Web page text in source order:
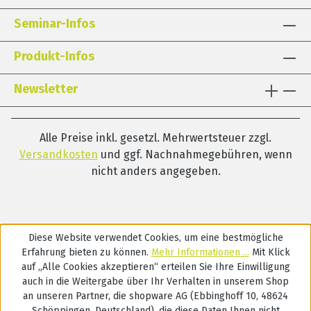
Seminar-Infos
Produkt-Infos
Newsletter
Alle Preise inkl. gesetzl. Mehrwertsteuer zzgl.
Versandkosten und ggf. Nachnahmegebühren, wenn
nicht anders angegeben.
Diese Website verwendet Cookies, um eine bestmögliche
Erfahrung bieten zu können. Mehr Informationen ... Mit Klick
auf „Alle Cookies akzeptieren“ erteilen Sie Ihre Einwilligung
auch in die Weitergabe über Ihr Verhalten in unserem Shop
an unseren Partner, die shopware AG (Ebbinghoff 10, 48624